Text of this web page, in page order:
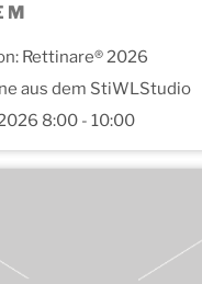
Rettinare® 2026
aus dem StiWLStudio
8:00 - 10:00